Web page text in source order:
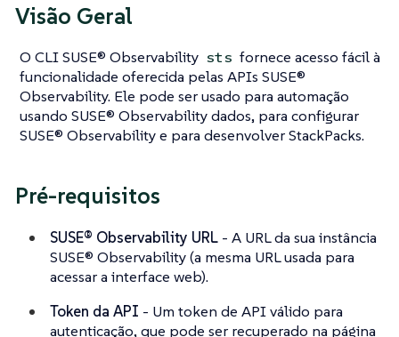
Visão Geral
O CLI SUSE® Observability sts fornece acesso fácil à
funcionalidade oferecida pelas APIs SUSE®
Observability. Ele pode ser usado para automação
usando SUSE® Observability dados, para configurar
SUSE® Observability e para desenvolver StackPacks.
Pré-requisitos
SUSE® Observability URL - A URL da sua instância
SUSE® Observability (a mesma URL usada para
acessar a interface web).
Token da API - Um token de API válido para
autenticação, que pode ser recuperado na página